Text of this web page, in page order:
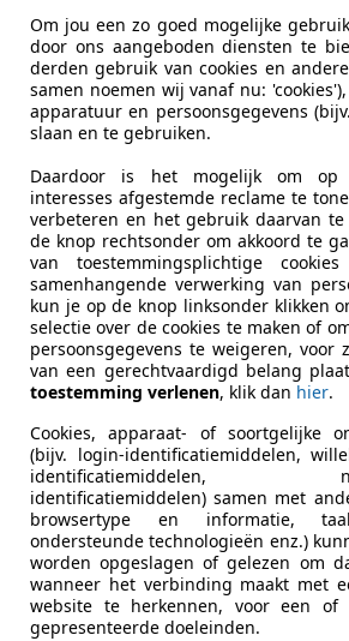
TFSI CoD Sport S Line Edition
01/2018
BRUCHT
Om jou een zo goed mogelijke
door ons aangeboden diensten te
derden gebruik van cookies en
samen noemen wij vanaf nu:
apparatuur en persoonsgegevens
slaan en te gebruiken.
Daardoor is het mogelijk om op
interesses afgestemde reclame te
verbeteren en het gebruik daarvan te
de knop rechtsonder om akkoord te
van toestemmingsplichtige
samenhangende verwerking van
kun je op de knop linksonder klikken
selectie over de cookies te maken of
persoonsgegevens te weigeren, voor
van een gerechtvaardigd belang
toestemming verlenen, klik dan hier.
Cookies, apparaat- of soortgelijke
(bijv. login-identificatiemiddelen,
identificatiemiddelen,
identificatiemiddelen) samen met
browsertype en informatie,
ondersteunde technologieën enz.)
worden opgeslagen of gelezen om
wanneer het verbinding maakt met
website te herkennen, voor een
gepresenteerde doeleinden.